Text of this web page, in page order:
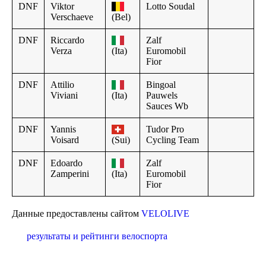
DNF
Viktor
Verschaeve
(Bel)
Lotto Soudal
DNF
Riccardo
Verza
(Ita)
Zalf
Euromobil
Fior
DNF
Attilio
Viviani
(Ita)
Bingoal
Pauwels
Sauces Wb
DNF
Yannis
Voisard
(Sui)
Tudor Pro
Cycling Team
DNF
Edoardo
Zamperini
(Ita)
Zalf
Euromobil
Fior
Данные предоставлены сайтом VELOLIVE
результаты и рейтинги велоспорта